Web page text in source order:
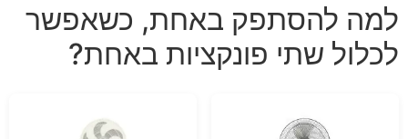
למה להסתפק באחת, כשאפשר
לכלול שתי פונקציות באחת?